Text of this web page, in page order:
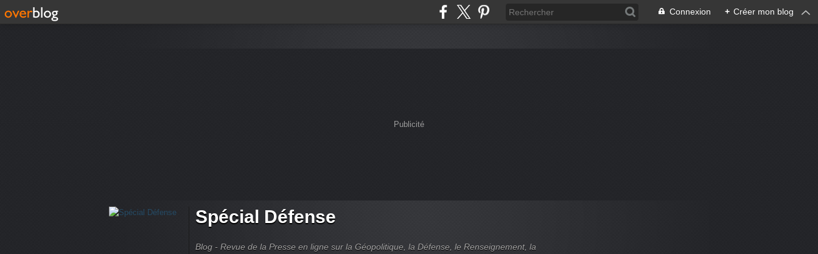
Connexion + Créer mon blog
Publicité
Spécial Défense
Blog - Revue de la Presse en ligne sur la Géopolitique, la Défense, le Renseignement, la